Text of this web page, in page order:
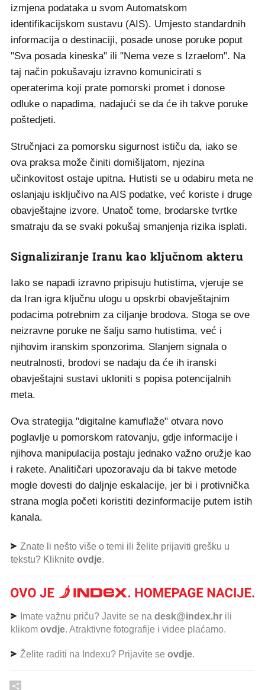
izmjena podataka u svom Automatskom
identifikacijskom sustavu (AIS). Umjesto standardnih
informacija o destinaciji, posade unose poruke poput
"Sva posada kineska" ili "Nema veze s Izraelom". Na
taj način pokušavaju izravno komunicirati s
operaterima koji prate pomorski promet i donose
odluke o napadima, nadajući se da će ih takve poruke
poštedjeti.
Stručnjaci za pomorsku sigurnost ističu da, iako se
ova praksa može činiti domišljatom, njezina
učinkovitost ostaje upitna. Hutisti se u odabiru meta ne
oslanjaju isključivo na AIS podatke, već koriste i druge
obavještajne izvore. Unatoč tome, brodarske tvrtke
smatraju da se svaki pokušaj smanjenja rizika isplati.
Signaliziranje Iranu kao ključnom akteru
Iako se napadi izravno pripisuju hutistima, vjeruje se
da Iran igra ključnu ulogu u opskrbi obavještajnim
podacima potrebnim za ciljanje brodova. Stoga se ove
neizravne poruke ne šalju samo hutistima, već i
njihovim iranskim sponzorima. Slanjem signala o
neutralnosti, brodovi se nadaju da će ih iranski
obavještajni sustavi ukloniti s popisa potencijalnih
meta.
Ova strategija "digitalne kamuflaže" otvara novo
poglavlje u pomorskom ratovanju, gdje informacije i
njihova manipulacija postaju jednako važno oružje kao
i rakete. Analitičari upozoravaju da bi takve metode
mogle dovesti do daljnje eskalacije, jer bi i protivnička
strana mogla početi koristiti dezinformacije putem istih
kanala.
Znate li nešto više o temi ili želite prijaviti grešku u
tekstu? Kliknite ovdje.
Imate važnu priču? Javite se na desk@index.hr ili
klikom ovdje. Atraktivne fotografije i videe plaćamo.
Želite raditi na Indexu? Prijavite se ovdje.